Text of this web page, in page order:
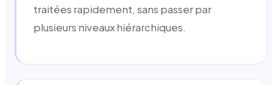
traitées rapidement, sans passer par
plusieurs niveaux hiérarchiques.